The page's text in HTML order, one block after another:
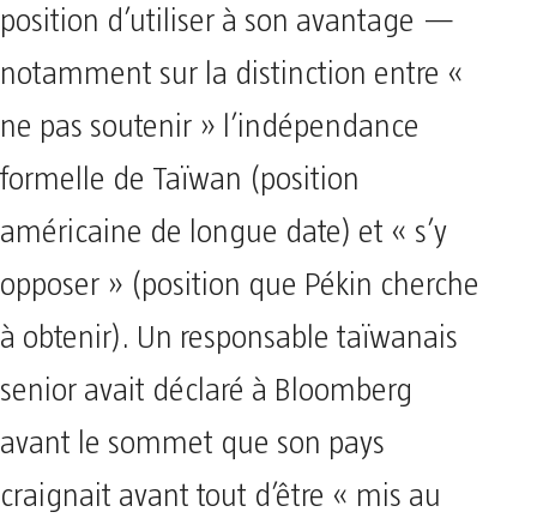
position d’utiliser à son avantage —
notamment sur la distinction entre «
ne pas soutenir » l’indépendance
formelle de Taïwan (position
américaine de longue date) et « s’y
opposer » (position que Pékin cherche
à obtenir). Un responsable taïwanais
senior avait déclaré à Bloomberg
avant le sommet que son pays
craignait avant tout d’être « mis au